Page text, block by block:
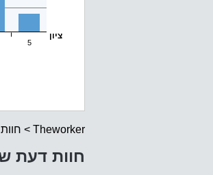
ציון
Theworker
>
חוות דעת